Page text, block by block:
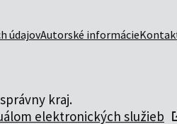
údajovAutorské informácie
kraj.
elektronických služieb